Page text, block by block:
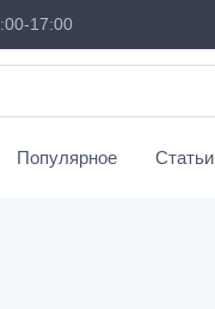
17:00
Популярное Статьи